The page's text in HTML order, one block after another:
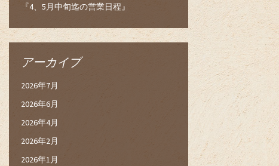
『4、5月中旬迄の営業日程』
アーカイブ
2026年7月
2026年6月
2026年4月
2026年2月
2026年1月